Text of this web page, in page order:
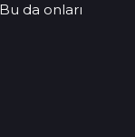
da onları